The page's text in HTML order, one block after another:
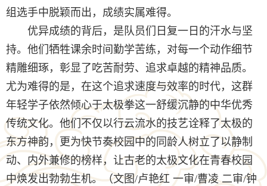
组选手中脱颖而出，成绩实属难得。
优异成绩的背后，是队员们日复一日的汗水与坚
持。他们牺牲课余时间勤学苦练，对每一个动作细节
精雕细琢，彰显了吃苦耐劳、追求卓越的精神品质。
尤为难得的是，在这个追求速度与效率的时代，这群
年轻学子依然倾心于太极拳这一舒缓沉静的中华优秀
传统文化。他们不仅以行云流水的技艺诠释了太极的
东方神韵，更为快节奏校园中的同龄人树立了以静制
动、内外兼修的榜样，让古老的太极文化在青春校园
中焕发出勃勃生机。（文图/卢艳红 一审/曹凌 二审/钟